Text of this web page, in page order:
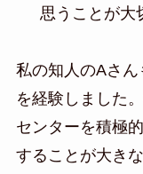
思うことが大
私の知人のAさ
を経験しました
センターを積極
することが大き